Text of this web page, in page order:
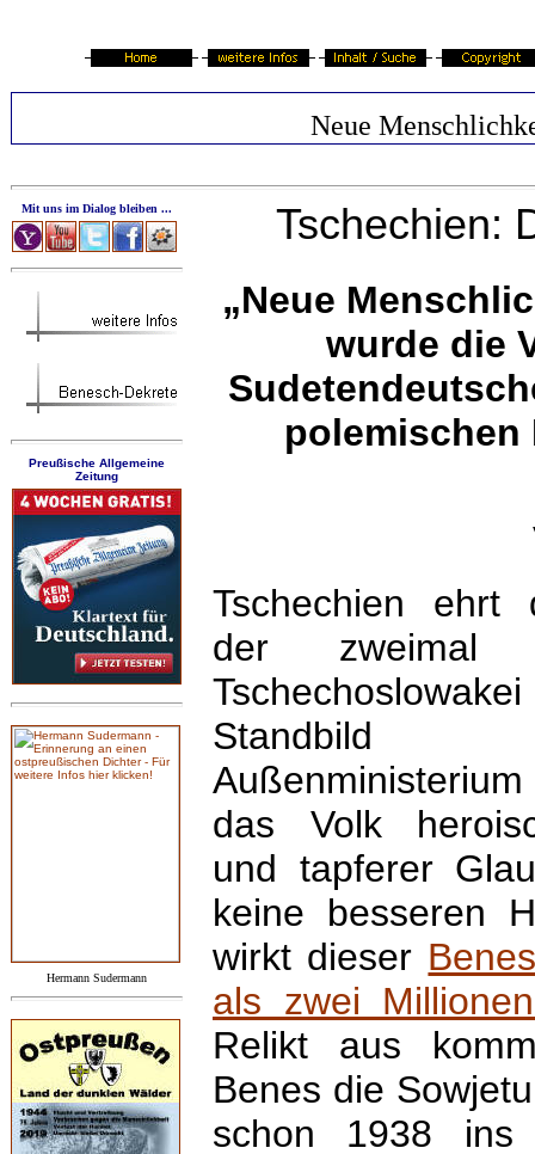
Neue
Mit uns im Dialog bleiben ...
Preußische Allgemeine
Zeitung
Hermann Sudermann
Tschechien:
„Neue
wurde die
polemischen
Tschechien ehrt
der zweimal
das Volk
und tapferer
keine besseren
wirkt dieser
als zwei
Relikt aus
Benes die
schon 1938 ins